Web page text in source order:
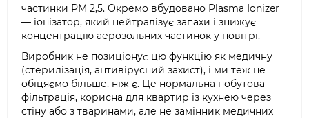
частинки PM 2,5. Окремо вбудовано Plasma Ionizer
— іонізатор, який нейтралізує запахи і знижує
концентрацію аерозольних частинок у повітрі.
Виробник не позиціонує цю функцію як медичну
(стерилізація, антивірусний захист), і ми теж не
обіцяємо більше, ніж є. Це нормальна побутова
фільтрація, корисна для квартир із кухнею через
стіну або з тваринами, але не замінник медичних